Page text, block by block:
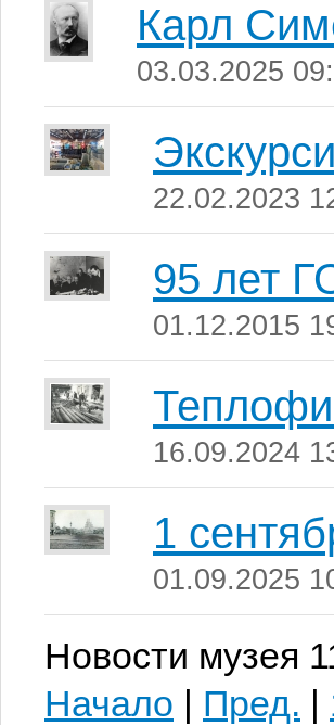
Карл
03.03.2025
22.02.2023
95 лет
01.12.2015
16.09.2024
1
01.09.2025
Новости музея
Начало | Пред. |